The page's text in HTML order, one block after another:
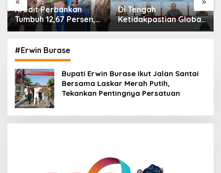
Di Tengah
Ketidakpastian Global,
OJK Pastikan
Keuangan Tetap
Terjaga
IHSG Menguat, Jumlah
Investor Pasar Modal
Tembus 30 Juta per
#Erwin Burase
Bupati Erwin Burase Ikut Jalan Santai
Bersama Laskar Merah Putih,
Tekankan Pentingnya Persatuan